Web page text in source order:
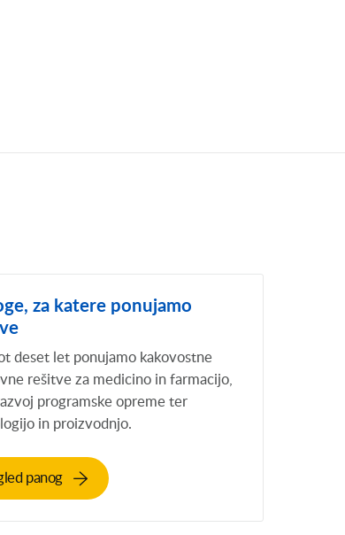
za katere ponujamo
deset let ponujamo kakovostne
rešitve za medicino in farmacijo,
programske opreme ter
in proizvodnjo.
panog